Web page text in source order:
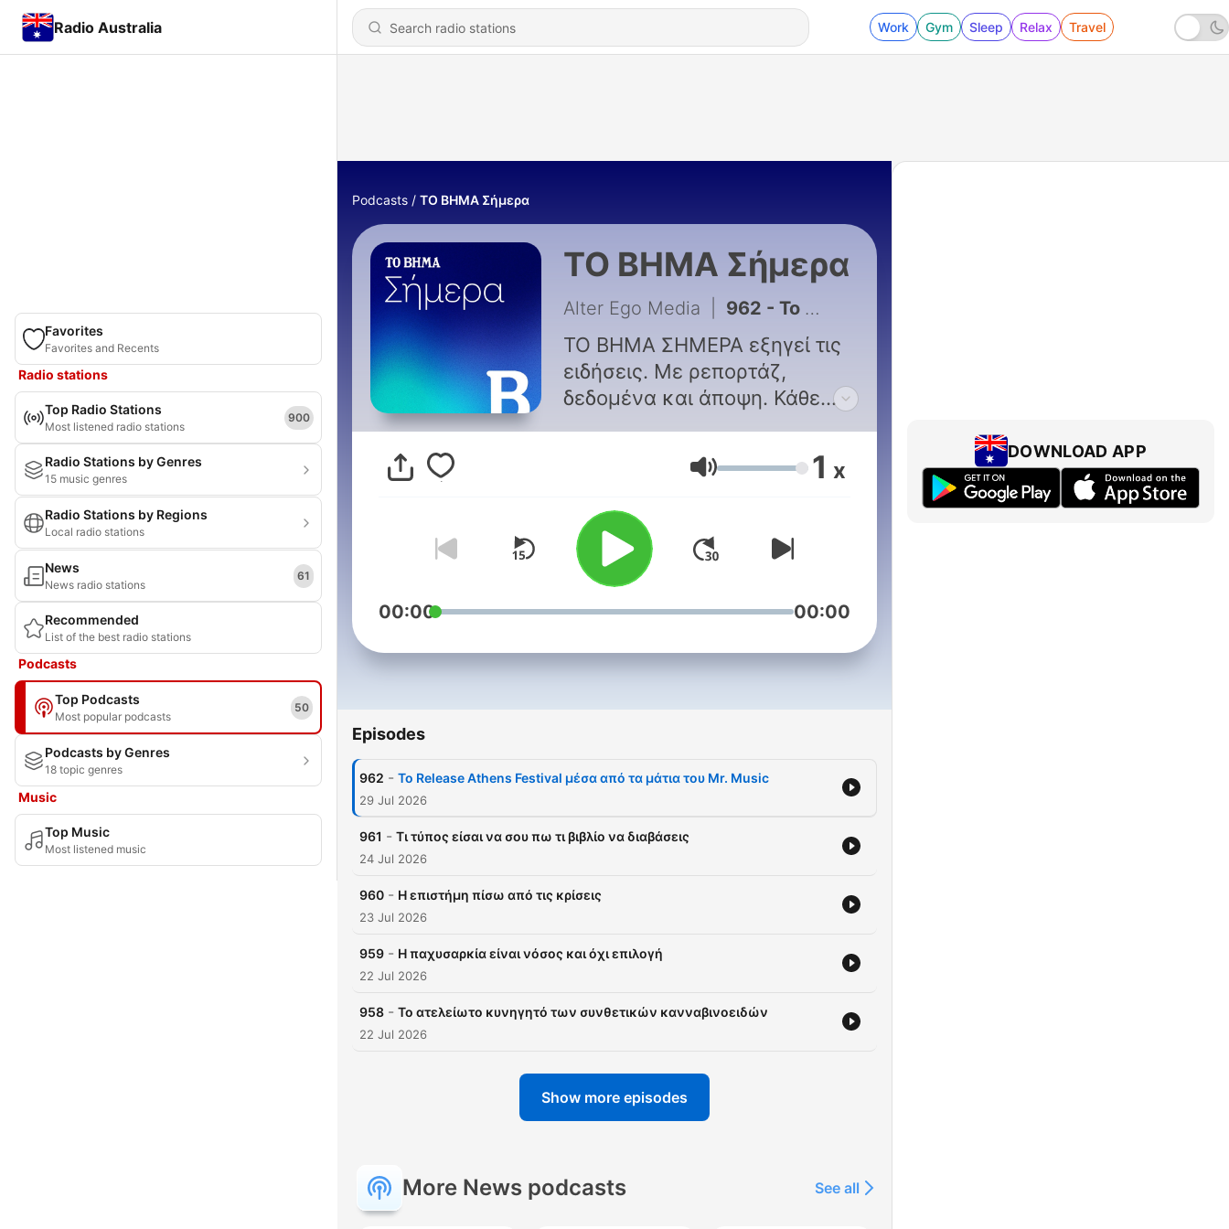
Radio Australia Work Gym Sleep Relax Travel
Favorites
Favorites and Recents
Radio stations
Top Radio Stations
Most listened radio stations
900
Radio Stations by Genres
15 music genres
Radio Stations by Regions
Local radio stations
News
News radio stations
61
Recommended
List of the best radio stations
Podcasts
Top Podcasts
Most popular podcasts
50
Podcasts by Genres
18 topic genres
Music
Top Music
Most listened music
Podcasts ΤΟ ΒΗΜΑ Σήμερα
ΤΟ ΒΗΜΑ Σήμερα
Alter Ego Media 962 - Το Release Athens Festival μέσα από τα μάτια του Mr. Music
ΤΟ ΒΗΜΑ ΣΗΜΕΡΑ εξηγεί τις
ειδήσεις. Με ρεπορτάζ,
δεδομένα και άποψη. Κάθε
απαντήσεις σε όλα τα
ερωτήματα που απασχολούν
εγκυρότητα των
δημοσιογράφων του Βήματος.
Παρουσιαστές: Γιάννης Θ.
Διαμαντής, Βασίλης Σφήνας
Volume 1 x
00:00 00:00
Episodes
962 - Το Release Athens Festival μέσα από τα μάτια του Mr. Music
29 Jul 2026
961 - Τι τύπος είσαι να σου πω τι βιβλίο να διαβάσεις
24 Jul 2026
960 - Η επιστήμη πίσω από τις κρίσεις
23 Jul 2026
959 - Η παχυσαρκία είναι νόσος και όχι επιλογή
22 Jul 2026
958 - Το ατελείωτο κυνηγητό των συνθετικών κανναβινοειδών
22 Jul 2026
Show more episodes
More News podcasts See all
DOWNLOAD APP